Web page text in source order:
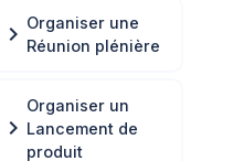
chevron_right Organiser une
Réunion plénière
chevron_right
Organiser un
Lancement de
produit